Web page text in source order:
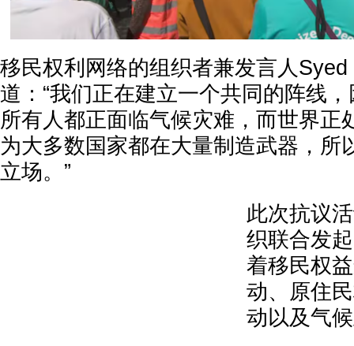
移民权利网络的组织者兼发言人
道：“我们正在建立一个共同的阵线
所有人都正面临气候灾难，而世界正
为大多数国家都在大量制造武器，所
立场。”
此次抗议
织联合发
着移民权
动、原住
动以及气